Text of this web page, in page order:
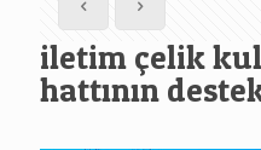
iletim çelik
hattının